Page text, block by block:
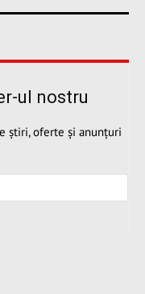
ul nostru
știri, oferte și anunțuri